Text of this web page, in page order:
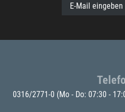
E-Mail eingeben
0316/2771-0 (Mo - Do: 07:30 -